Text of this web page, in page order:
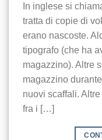
In inglese si
tratta di copie di
erano nascoste.
tipografo (che ha
magazzino). Altre
magazzino
nuovi scaffali.
fra i […]